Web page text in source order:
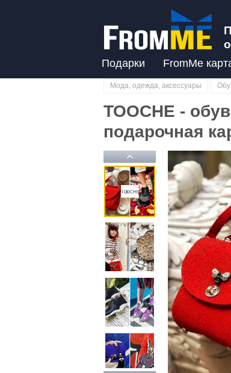
Подарки FromMe
Мода, одежда, аксессуары
TOOCHE -
подарочная
Previous
Previous